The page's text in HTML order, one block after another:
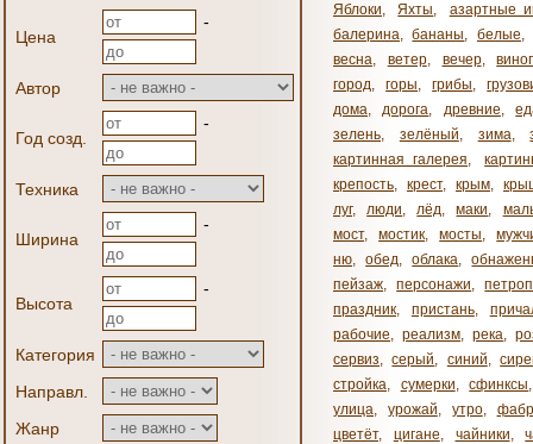
Цена
-
Автор
Год созд.
-
Техника
Ширина
-
Высота
-
Категория
Направл.
Жанр
Яблоки, Яхты,
азартные
балерина, бананы, белые,
весна, ветер, вечер,
город, горы, грибы,
дома, дорога, древние,
зелень, зелёный, зима,
картинная галерея,
крепость, крест, крым,
луг, люди, лёд, маки,
мост, мостик, мосты,
ню, обед, облака,
пейзаж, персонажи,
праздник, пристань,
рабочие, реализм, река,
сервиз, серый, синий,
стройка, сумерки, сфинксы
улица, урожай, утро,
цветёт, цигане, чайники,